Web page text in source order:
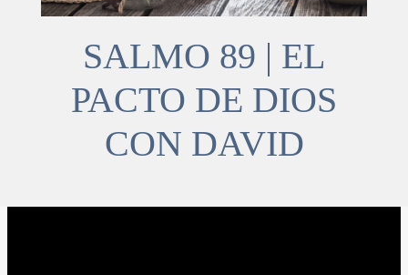
SALMO 89 | EL
PACTO DE DIOS
CON DAVID